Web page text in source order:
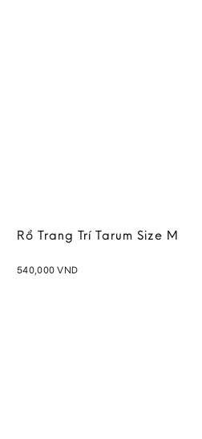
Rổ Trang Trí Tarum Size M
540,000VND